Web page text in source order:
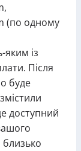
(по одному
із
Після
буде
доступний
близько